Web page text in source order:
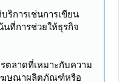
ริการเช่นการเขียน
นที่การช่วยให้ธุรกิจ
ตลาดที่เหมาะกับความ
โฆษณาผลิตภัณฑ์หรือ